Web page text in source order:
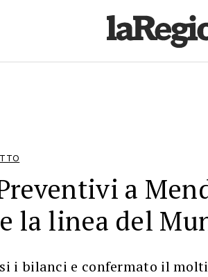
a
la linea del
i bilanci e confermato il